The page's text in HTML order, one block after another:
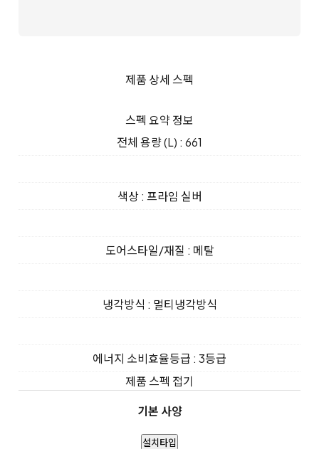
제품 상세 스펙
스펙 요약 정보
전체 용량 (L) : 661
색상 : 프라임 실버
도어스타일/재질 : 메탈
냉각방식 : 멀티냉각방식
에너지 소비효율등급 : 3등급
제품 스펙 접기
기본 사양
설치타입